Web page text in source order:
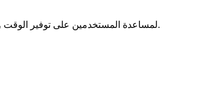
يقوم Etabs بتقسيم العناصر أثناء التحليل باستخدام منهج “العنصر المحدود” (FEM) لمساعدة المستخدمين على توفير الوقت والحصول على نتائج أكثر دقة.